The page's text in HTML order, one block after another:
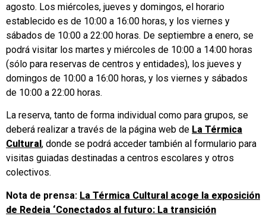
agosto. Los miércoles, jueves y domingos, el horario
establecido es de 10:00 a 16:00 horas, y los viernes y
sábados de 10:00 a 22:00 horas. De septiembre a enero, se
podrá visitar los martes y miércoles de 10:00 a 14:00 horas
(sólo para reservas de centros y entidades), los jueves y
domingos de 10:00 a 16:00 horas, y los viernes y sábados
de 10:00 a 22:00 horas.
La reserva, tanto de forma individual como para grupos, se
deberá realizar a través de la página web de La Térmica
Cultural , donde se podrá acceder también al formulario para
visitas guiadas destinadas a centros escolares y otros
colectivos.
Nota de prensa: La Térmica Cultural acoge la exposición
de Redeia ‘Conectados al futuro: La transición